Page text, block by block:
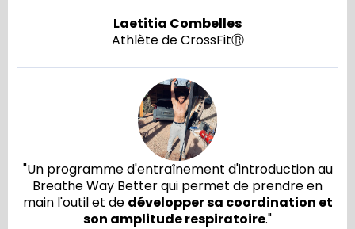
Laetitia Combelles
Athlète de CrossFitⓇ
"Un programme d'entraînement d'introduction au
Breathe Way Better qui permet de prendre en
main l'outil et de développer sa coordination et
son amplitude respiratoire."